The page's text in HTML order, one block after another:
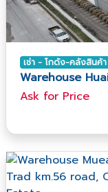
เช่า - โกดัง-คลังสินค้า
Warehouse
Ask​ for​ Price